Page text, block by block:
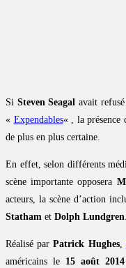
Si Steven Seagal avait
« Expendables« , la présence
de plus en plus certaine.
En effet, selon différents
scène importante opposera
acteurs, la scène d’action
Statham et Dolph Lundgren.
Réalisé parPatrick Hughes,
américains le 15 août 2014